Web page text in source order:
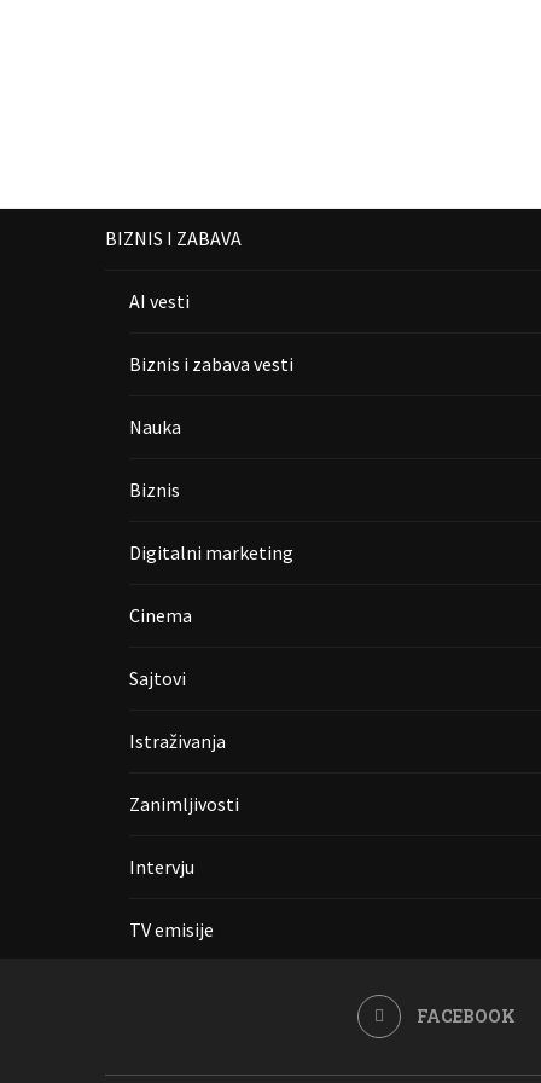
BIZNIS I ZABAVA
AI vesti
Biznis i zabava vesti
Nauka
Biznis
Digitalni marketing
Cinema
Sajtovi
Istraživanja
Zanimljivosti
Intervju
TV emisije
FACEBOOK